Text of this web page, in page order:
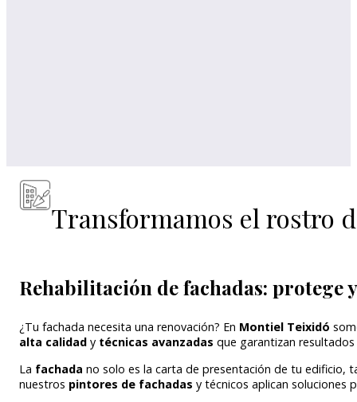
Transformamos el rostro
Rehabilitación de fachadas: protege
¿Tu fachada necesita una renovación? En Montiel Teixidó
alta calidad y técnicas avanzadas que garantizan
La fachada no solo es la carta de presentación de tu edificio,
nuestros pintores de fachadas y técnicos aplican soluciones